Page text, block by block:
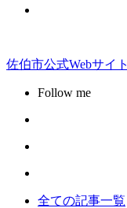
佐伯市公式Webサイト
Follow me
全ての記事一覧